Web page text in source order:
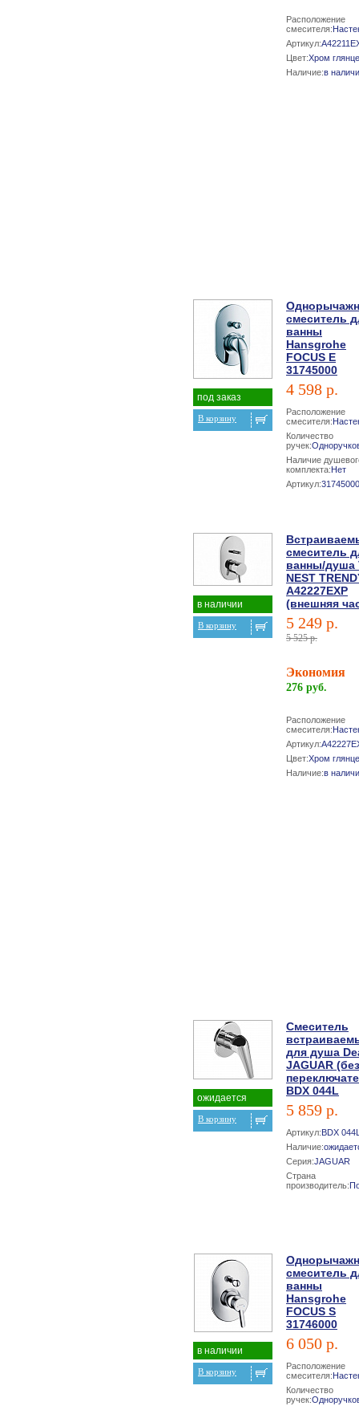
Расположение
смесителя:
Артикул:
Цвет:Хром
Наличие:в
под заказ
В корзину
смеситель
ванны
Hansgrohe
FOCUS E
31745000
4 598 р.
Расположение
смесителя:
Количество
ручек:
Наличие
комплекта:Нет
Артикул:31745000
в наличии
В корзину
смеситель
ванны/душа
NEST
A42227EXP
(внешняя
5 249 р.
5 525 р.
Экономия
276 руб.
Расположение
смесителя:
Артикул:
Цвет:Хром
Наличие:в
ожидается
В корзину
Смеситель
для душа
JAGUAR (без
BDX 044L
5 859 р.
Артикул:BDX
Наличие:
Серия:JAGUAR
Страна
производитель:
в наличии
В корзину
смеситель
ванны
Hansgrohe
FOCUS S
31746000
6 050 р.
Расположение
смесителя:
Количество
ручек: